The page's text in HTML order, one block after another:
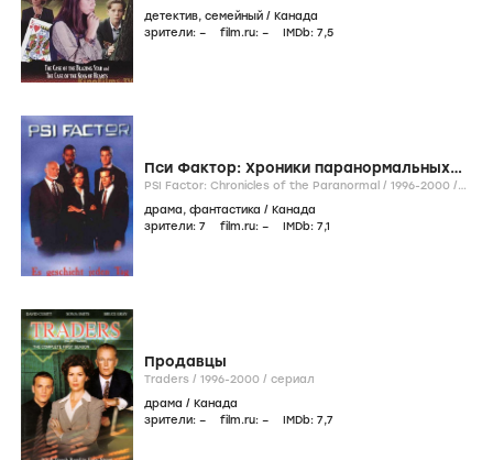
детектив, семейный / Канада
зрители: – film.ru: – IMDb: 7,5
Пси Фактор: Хроники паранормальных
явлений
PSI Factor: Chronicles of the Paranormal / 1996-2000 /
драма, фантастика / Канада
зрители: 7 film.ru: – IMDb: 7,1
Продавцы
Traders / 1996-2000 / сериал
драма / Канада
зрители: – film.ru: – IMDb: 7,7